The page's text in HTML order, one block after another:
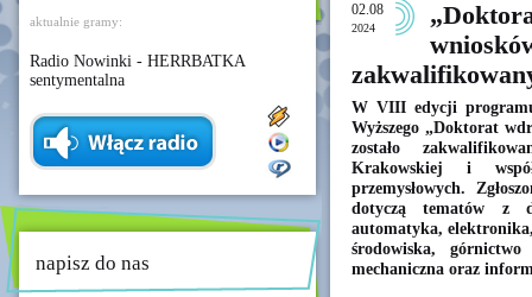
aktualnie gramy:
Radio Nowinki - HERRBATKA
sentymentalna
napisz do nas
02.08
2024
W VIII edycji
Wyższego „Doktorat
zostało
Krakowskiej i
przemysłowych.
dotyczą tematów z
automatyka,
środowiska,
mechaniczna oraz